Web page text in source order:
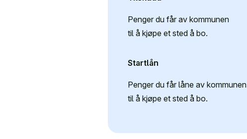
Penger du får av kommunen
til å kjøpe et sted å bo.
Startlån
Penger du får låne av kommunen
til å kjøpe et sted å bo.